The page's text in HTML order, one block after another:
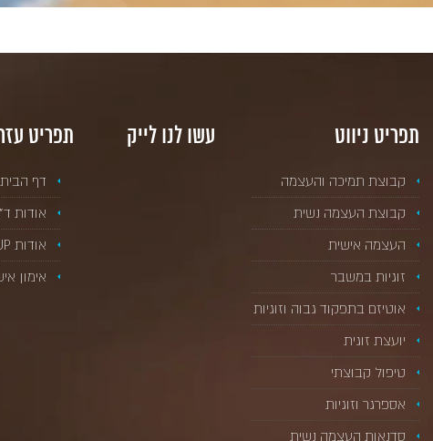
תפריט ניווט
קבוצת תמיכה והעצמה
קבוצת העצמה נשית
העצמה אישית
זוגיות במשבר
אוטיזם בתפקוד גבוה וזוגיות
יועצת זוגית
טיפול קבוצתי
אספרגר וזוגיות
סדנאות העצמה נשית
עשו לנו לייק תפריט
דף הבית
אודות
אודות LEADUP
אימון